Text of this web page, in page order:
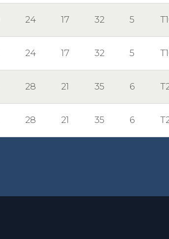
24 17 32 5
24 17 32 5
28 21 35 6
28 21 35 6